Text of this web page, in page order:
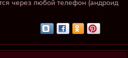
через любой телефон (андроид